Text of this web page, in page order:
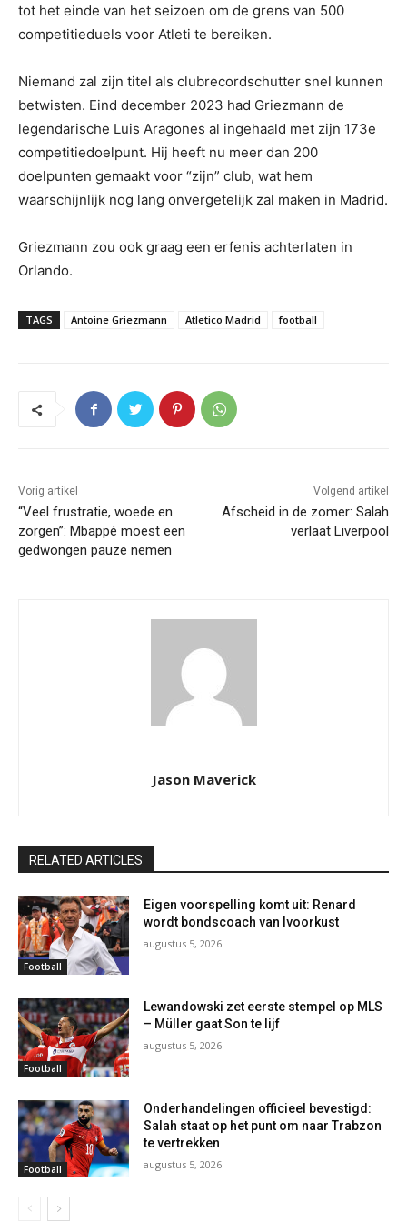
tot het einde van het seizoen om de grens van 500
competitieduels voor Atleti te bereiken.
Niemand zal zijn titel als clubrecordschutter snel kunnen
betwisten. Eind december 2023 had Griezmann de
legendarische Luis Aragones al ingehaald met zijn 173e
competitiedoelpunt. Hij heeft nu meer dan 200
doelpunten gemaakt voor “zijn” club, wat hem
waarschijnlijk nog lang onvergetelijk zal maken in Madrid.
Griezmann zou ook graag een erfenis achterlaten in
Orlando.
TAGS Antoine Griezmann Atletico Madrid football
Vorig artikel
“Veel frustratie, woede en
zorgen”: Mbappé moest een
gedwongen pauze nemen
Volgend artikel
Afscheid in de zomer: Salah
verlaat Liverpool
Jason Maverick
RELATED ARTICLES
Football
Eigen voorspelling komt uit: Renard
wordt bondscoach van Ivoorkust
augustus 5, 2026
Football
Lewandowski zet eerste stempel op MLS
– Müller gaat Son te lijf
augustus 5, 2026
Football
Onderhandelingen officieel bevestigd:
Salah staat op het punt om naar Trabzon
te vertrekken
augustus 5, 2026